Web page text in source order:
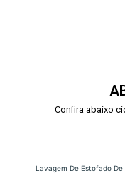
Confira abaixo
Lavagem De Estofado